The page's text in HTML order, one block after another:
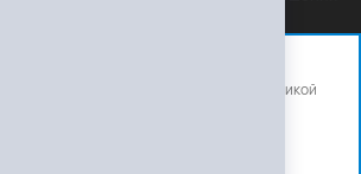
прямая активная ссылка на
файлы cookie и сервисы аналитики.
сайт, вы соглашаетесь с нашей
политикой